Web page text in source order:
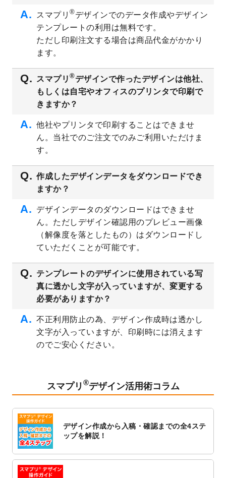
2023/8/7
【新商品】チケット
が作成できるようにな
りました！
美容・エステのチラシデザインテンプレー
トを追加しました。
いたしました。
2023/6/12
うちわのデザインテンプレート
を公開いた
しました。
を公開いたしました。
2023/5/9
書類カバー（見積書表紙）のデザインテン
追加しました。
2023/4/20
2023/4/18
セミナー・講演会のチラシデザインテンプ
レートを追加しました。
2023/4/18
スポーツジム・フィットネスクラブのチラ
シデザインテンプレート
2023/3/16
シール・ラベルのデザインテンプレートを
公開いたしました。
2023/3/13
封筒（長3、洋長3、角2）のデザインテンプ
レートを追加しました。
2023/3/13
クリアファイルのデザインテンプレート
追加しました。
2023/3/2
パワーポイント版テンプレートをダウンロ
追加しました。
2023/1/13
4月始まりのカレンダーデザインテンプレー
2023/1/5
スタンプカードのデザインテンプレート
追加しました。
2022/12/26
止のお知らせ
2022/12/16
スマプリ ®デザインでのデータ作成やデザイン
テンプレートの利用は無料です。
ただし印刷注文する場合は商品代金がかかり
ます。
スマプリ ®デザインで作ったデザインは他社、
もしくは自宅やオフィスのプリンタで印刷で
きますか？
他社やプリンタで印刷することはできませ
ん。当社でのご注文でのみご利用いただけま
す。
作成したデザインデータをダウンロードでき
ますか？
デザインデータのダウンロードはできませ
ん。ただしデザイン確認用のプレビュー画像
（解像度を落としたもの）はダウンロードし
ていただくことが可能です。
テンプレートのデザインに使用されている写
真に透かし文字が入っていますが、変更する
必要がありますか？
不正利用防止の為、デザイン作成時は透かし
文字が入っていますが、印刷時には消えます
のでご安心ください。
スマプリ ®デザイン活用術コラム
デザイン作成から入稿・確認までの全4ステ
ップを解説！